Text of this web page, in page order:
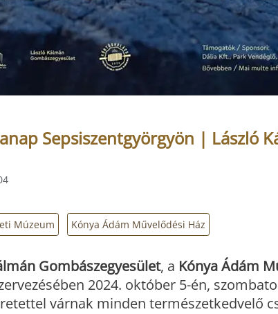
Sepsiszentgyörgyön | László
Múzeum Kónya Ádám Művelődési Ház
Gombászegyesület, a Kónya Ádám
2024. október 5-én,
várnak minden természetkedvelő